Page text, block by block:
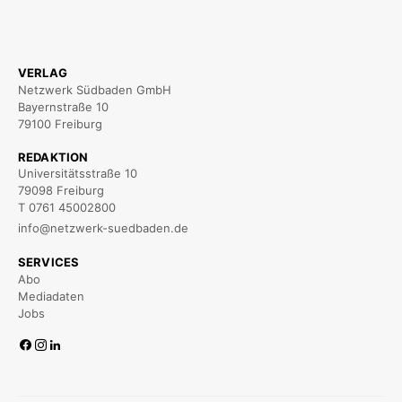
VERLAG
Netzwerk Südbaden GmbH
Bayernstraße 10
79100 Freiburg
REDAKTION
Universitätsstraße 10
79098 Freiburg
T 0761 45002800
info@netzwerk-suedbaden.de
SERVICES
Abo
Mediadaten
Jobs